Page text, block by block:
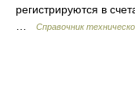
регистрируются в
Справочник